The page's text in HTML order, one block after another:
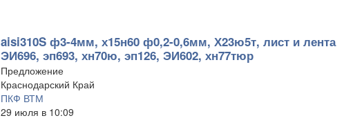
aisi310S ф3-4мм, х15н60 ф0,2-0,6мм, Х23ю5т, лист и лента
ЭИ696, эп693, хн70ю, эп126, ЭИ602, хн77тюр
Предложение
Краснодарский Край
ПКФ ВТМ
29 июля в 10:09